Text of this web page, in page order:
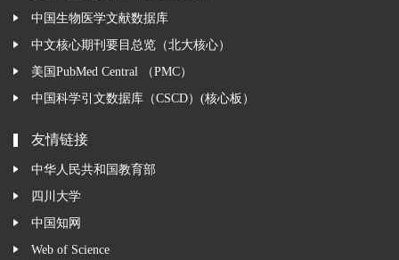
中国生物医学文献数据库
中文核心期刊要目总览（北大核心）
美国PubMed Central （PMC）
中国科学引文数据库（CSCD）(核心板）
友情链接
中华人民共和国教育部
四川大学
中国知网
Web of Science